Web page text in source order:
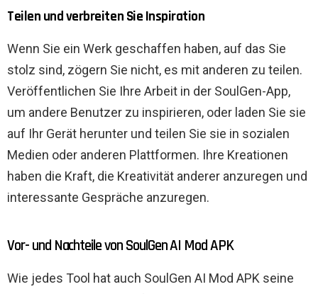
Teilen und verbreiten Sie Inspiration
Wenn Sie ein Werk geschaffen haben, auf das Sie
stolz sind, zögern Sie nicht, es mit anderen zu teilen.
Veröffentlichen Sie Ihre Arbeit in der SoulGen-App,
um andere Benutzer zu inspirieren, oder laden Sie sie
auf Ihr Gerät herunter und teilen Sie sie in sozialen
Medien oder anderen Plattformen. Ihre Kreationen
haben die Kraft, die Kreativität anderer anzuregen und
interessante Gespräche anzuregen.
Vor- und Nachteile von SoulGen AI Mod APK
Wie jedes Tool hat auch SoulGen AI Mod APK seine